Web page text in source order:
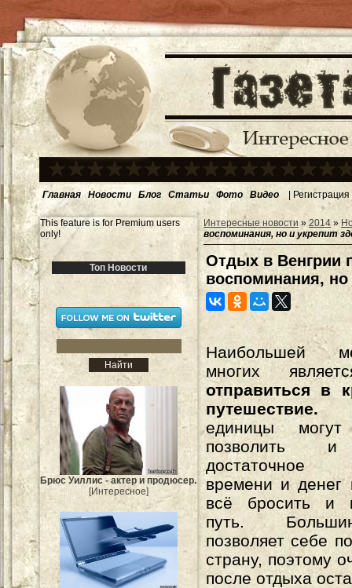
Главная Новости Блог Статьи Фото Видео | Регистрация
This feature is for Premium users
only!
Топ Новости
Брюс Уиллис - актер и продюсер.
[Интересное]
Интересные новости » 2014 »
воспоминания, но и укрепит
Отдых в Венгрии
воспоминания, но
Наибольшей
многих
отправиться в
путешествие.
единицы
позволить и
достаточное
времени и денег
всё бросить и
путь.
позволяет себе
страну, поэтому
после отдыха